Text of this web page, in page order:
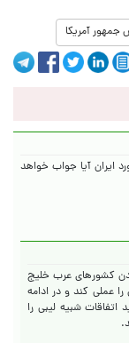
جمهور آمریکا
ایران آیا جواب خواهد
کشورهای عرب خلیج
عملی کند و در ادامه
اتفاقات شبیه لیبی را